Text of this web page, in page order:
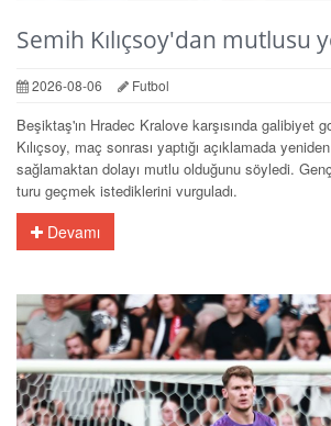
Semih Kılıçsoy'dan mutlusu
2026-08-06 Futbol
Beşiktaş'ın Hradec Kralove karşısında galibiyet
Kılıçsoy, maç sonrası yaptığı açıklamada
sağlamaktan dolayı mutlu olduğunu söyledi.
turu geçmek istediklerini vurguladı.
Devamı